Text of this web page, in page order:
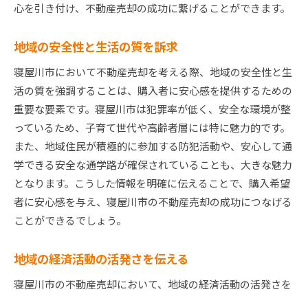
心を引き付け、不動産売却の成功に繋げることができます。
地域の安全性と生活の質を訴求
寝屋川市において不動産売却を考える際、地域の安全性と生
活の質を強調することは、購入者に安心感を提供するための
重要な要素です。寝屋川市は犯罪率が低く、安全な環境が整
っているため、子育て世代や高齢者層には特に魅力的です。
また、地域住民が積極的に参加する防犯活動や、安心して通
学できる安全な通学路が確保されていることも、大きな魅力
となります。こうした情報を明確に伝えることで、購入希望
者に安心感を与え、寝屋川市の不動産売却の成功につなげる
ことができるでしょう。
地域の経済活動の活発さを伝える
寝屋川市の不動産売却において、地域の経済活動の活発さを